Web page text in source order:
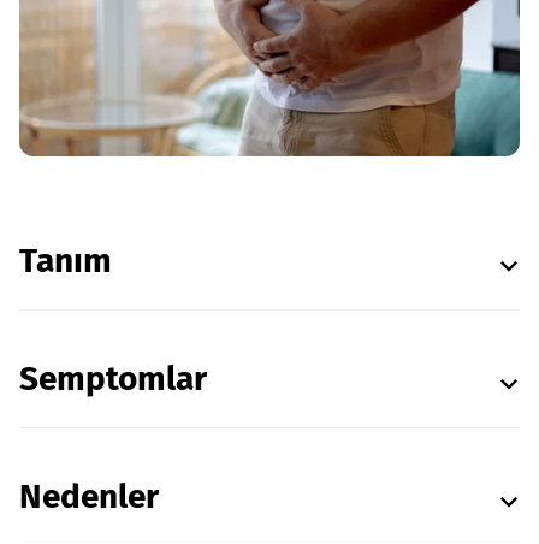
Tanım
Semptomlar
Nedenler